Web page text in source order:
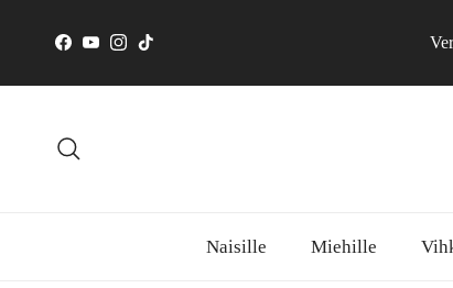
Facebook
YouTube
Instagram
TikTok
Naisille Miehille